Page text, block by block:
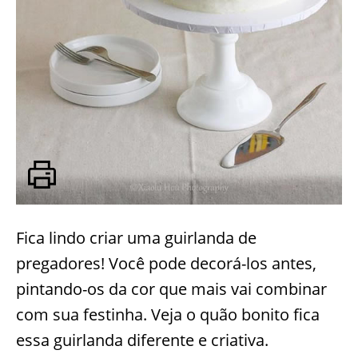
Fica lindo criar uma guirlanda de
pregadores! Você pode decorá-los antes,
pintando-os da cor que mais vai combinar
com sua festinha. Veja o quão bonito fica
essa guirlanda diferente e criativa.